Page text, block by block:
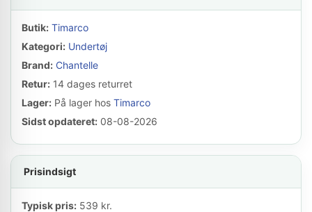
Butik: Timarco
Kategori: Undertøj
Brand: Chantelle
Retur: 14 dages returret
Lager: På lager hos Timarco
Sidst opdateret: 08-08-2026
Prisindsigt
Typisk pris: 539 kr.